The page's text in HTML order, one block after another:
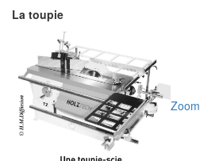
La toupie
Zoom